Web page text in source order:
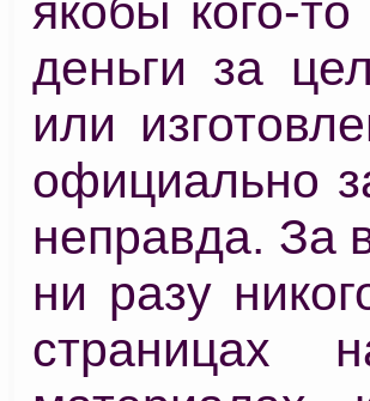
якобы кого-
деньги за
или
официально
неправда. За
ни разу
страницах